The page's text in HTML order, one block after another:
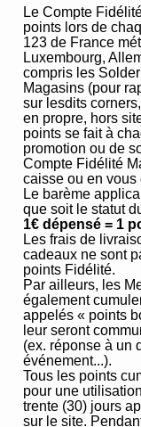
Le Compte
points lors de
123 de France
Luxembourg,
compris les
Magasins (pour
sur lesdits
en propre, hors
points se fait à
promotion ou de
Compte Fidélité
caisse ou en vous
Le barème
que soit le statut
1€ dépensé = 1
Les frais de
cadeaux ne sont
points Fidélité.
Par ailleurs, les
également
appelés « points
leur seront
(ex. réponse à un
événement...).
Tous les points
pour une
trente (30) jours
sur le site.